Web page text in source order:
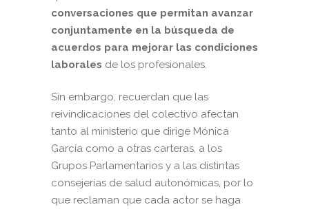
conversaciones que permitan avanzar
conjuntamente en la búsqueda de
acuerdos para mejorar las condiciones
laborales de los profesionales.
Sin embargo, recuerdan que las
reivindicaciones del colectivo afectan
tanto al ministerio que dirige Mónica
García como a otras carteras, a los
Grupos Parlamentarios y a las distintas
consejerías de salud autonómicas, por lo
que reclaman que cada actor se haga